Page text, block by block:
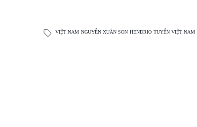
VIỆT NAM NGUYỄN XUÂN SON HENDRIO TUYỂN VIỆT NAM